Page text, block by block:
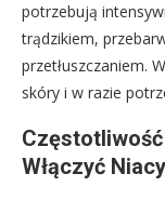
potrzebują
trądzikiem,
przetłuszczaniem.
skóry i w razie
Włączyć